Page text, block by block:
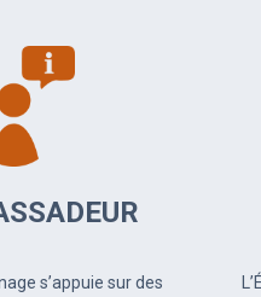
s’appuie sur des